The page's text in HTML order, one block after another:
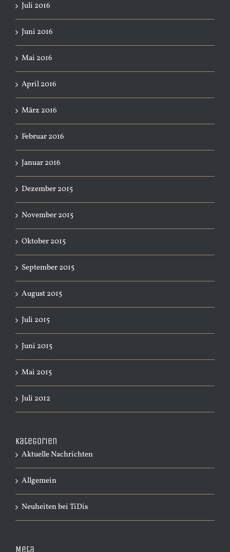
Juli 2016
Juni 2016
Mai 2016
April 2016
März 2016
Februar 2016
Januar 2016
Dezember 2015
November 2015
Oktober 2015
September 2015
August 2015
Juli 2015
Juni 2015
Mai 2015
Juli 2012
Kategorien
Aktuelle Nachrichten
Allgemein
Neuheiten bei TiDis
Meta